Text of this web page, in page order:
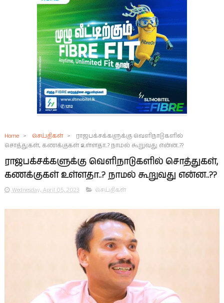
Home > செய்திகள் >
ராஜபக்சக்களுக்கு வெளிநாடுகளில்
சொத்துகள், கணக்குகள் உள்ளதா..? நாமல் கூறுவது என்ன..??
ராஜபக்சக்களுக்கு வெளிநாடுகளில் சொத்துகள்,
கணக்குகள் உள்ளதா..? நாமல் கூறுவது என்ன..??
Wednesday, April 05, 2023 செய்திகள்